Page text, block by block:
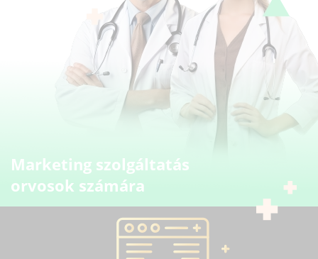
Marketing szolgáltatás
orvosok számára